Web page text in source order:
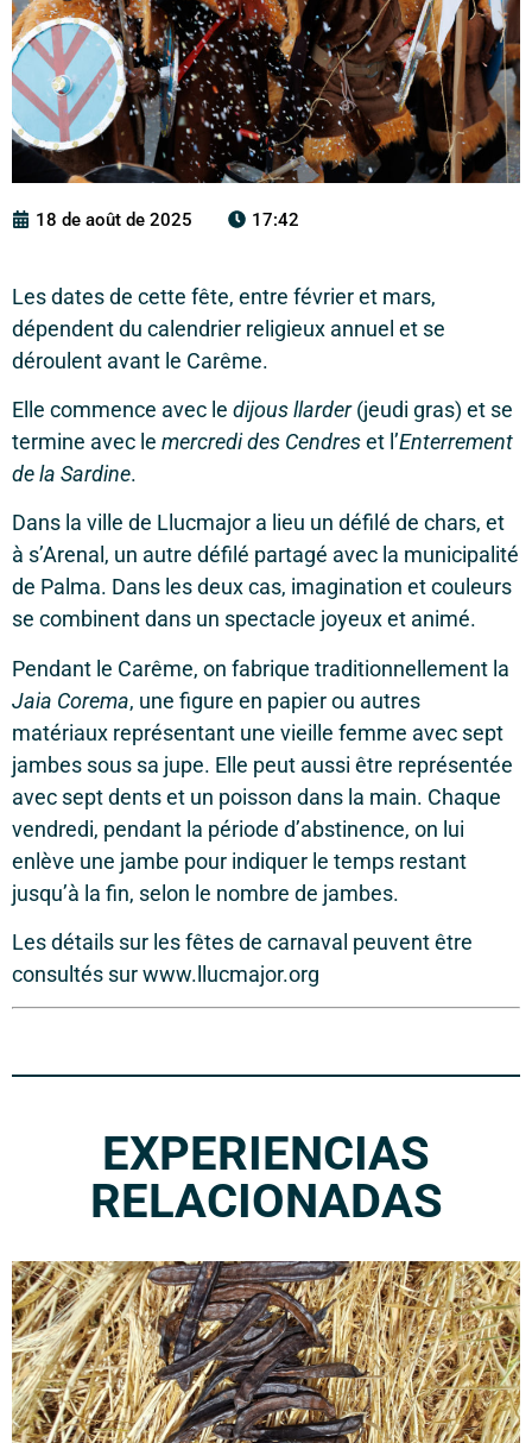
18 de août de 2025 17:42
Les dates de cette fête, entre février et mars,
dépendent du calendrier religieux annuel et se
déroulent avant le Carême.
Elle commence avec le dijous llarder(jeudi gras) et se
termine avec le mercredi des Cendreset l’Enterrement
de la Sardine.
Dans la ville de Llucmajor a lieu un défilé de chars, et
à s’Arenal, un autre défilé partagé avec la municipalité
de Palma. Dans les deux cas, imagination et couleurs
se combinent dans un spectacle joyeux et animé.
Pendant le Carême, on fabrique traditionnellement la
Jaia Corema, une figure en papier ou autres
matériaux représentant une vieille femme avec sept
jambes sous sa jupe. Elle peut aussi être représentée
avec sept dents et un poisson dans la main. Chaque
vendredi, pendant la période d’abstinence, on lui
enlève une jambe pour indiquer le temps restant
jusqu’à la fin, selon le nombre de jambes.
Les détails sur les fêtes de carnaval peuvent être
consultés sur www.llucmajor.org
EXPERIENCIAS
RELACIONADAS